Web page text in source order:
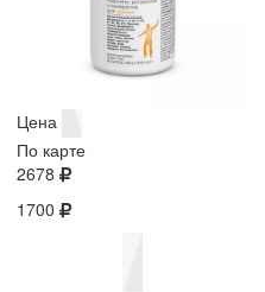
Цена
По карте
2678
1700